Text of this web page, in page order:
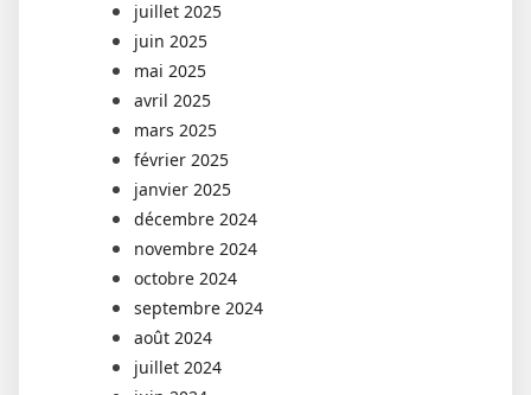
juillet 2025
juin 2025
mai 2025
avril 2025
mars 2025
février 2025
janvier 2025
décembre 2024
novembre 2024
octobre 2024
septembre 2024
août 2024
juillet 2024